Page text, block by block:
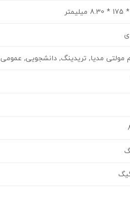
مولتی مدیا, تریدینگ, دانشجویی, عمومی